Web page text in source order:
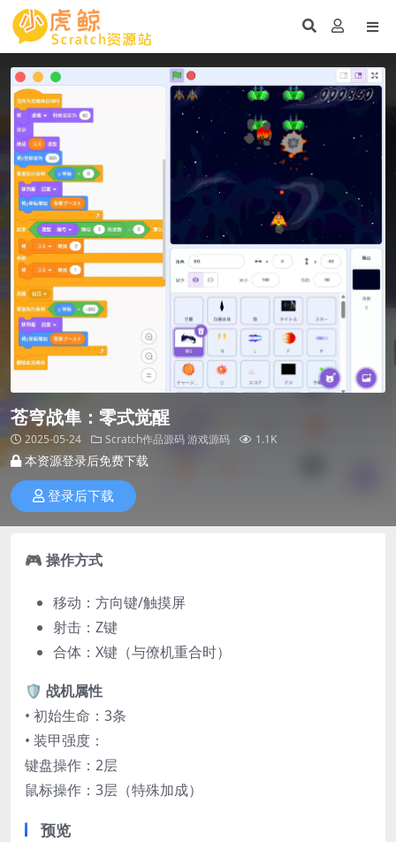
苍穹战隼：零式觉醒​
2025-05-24 Scratch作品源码游戏源码 1.1K
本资源登录后免费下载
登录后下载
🎮 操作方式​
移动：方向键/触摸屏
射击：Z键
合体：X键（与僚机重合时）
​🛡️ 战机属性​
• 初始生命：3条
• 装甲强度：
键盘操作：2层
鼠标操作：3层（特殊加成）
预览